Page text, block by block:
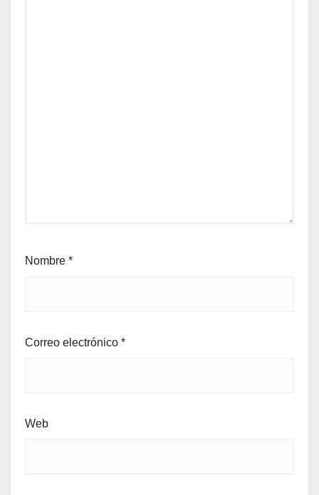
Nombre *
Correo electrónico *
Web